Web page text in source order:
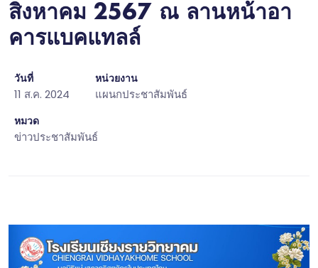
สิงหาคม 2567 ณ ลานหน้าอา
คารแบคแทลล์
วันที่
11 ส.ค. 2024
หน่วยงาน
แผนกประชาสัมพันธ์
หมวด
ข่าวประชาสัมพันธ์